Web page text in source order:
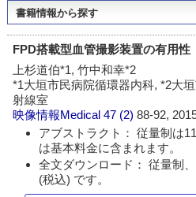
書籍情報から探す
FPD搭載型血管撮影装置の有用性
上杉道伯*1, 竹中和幸*2
*1大垣市民病院循環器内科, *2大
射線室
映像情報Medical 47 (2)88-92,
アブストラクト： 従量制は
は基本料金に含まれます。
全文ダウンロード： 従量制
(税込) です。